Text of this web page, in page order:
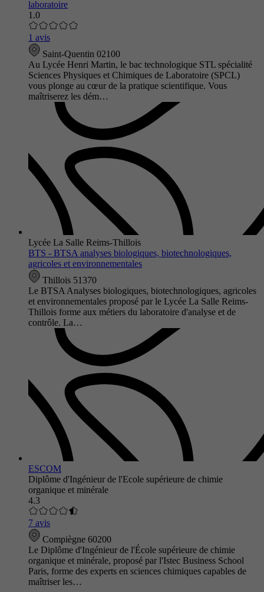
laboratoire
1.0
1 avis
Saint-Quentin 02100
Au Lycée Henri Martin, le bac technologique STL spécialité
Sciences Physiques et Chimiques de Laboratoire (SPCL)
vous plonge au cœur de la pratique scientifique. Vous
maîtriserez les dém…
Lycée La Salle Reims-Thillois
BTS - BTSA analyses biologiques, biotechnologiques,
agricoles et environnementales
Thillois 51370
Le BTSA Analyses biologiques, biotechnologiques, agricoles
et environnementales proposé par le Lycée La Salle Reims-
Thillois forme aux métiers du laboratoire d'analyse et de
contrôle. La…
ESCOM
Diplôme d'Ingénieur de l'Ecole supérieure de chimie
organique et minérale
4.3
7 avis
Compiègne 60200
Le Diplôme d'Ingénieur de l'École supérieure de chimie
organique et minérale, proposé par l'Istec Business School
Paris, forme des experts en sciences chimiques capables de
maîtriser les…